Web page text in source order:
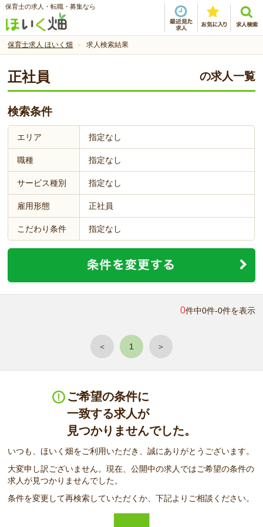
保育士の求人・転職・募集なら
保育士求人 ほいく畑 求人検索結果
正社員 の求人一覧
検索条件
エリア 指定なし
職種 指定なし
サービス種別 指定なし
雇用形態 正社員
こだわり条件 指定なし
0件中0件-0件を表示
＜ 1 ＞
ご希望の条件に
一致する求人が
見つかりませんでした。
いつも、ほいく畑をご利用いただき、誠にありがとうございます。
大変申し訳ございません。現在、公開中の求人ではご希望の条件の
求人が見つかりませんでした。
条件を変更して再検索していただくか、下記よりご相談ください。